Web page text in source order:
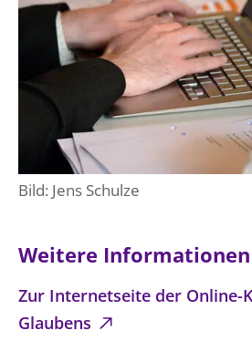
Bild: Jens Schulze
Weitere Informationen
Zur Internetseite der Online-
Glaubens
SERVICE
Älterwerden im Pfarrberuf
Beteiligungsverfahren
Beschwerdestellen
Ephoralbüro
Finanzplanung
Fundraising
Corporate Design
Jahresgespräche